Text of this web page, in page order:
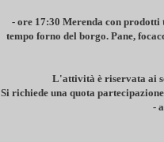
- ore 17:30 Merenda con
tempo forno del borgo. Pane,
L'attività è riservata ai
Si richiede una quota
-